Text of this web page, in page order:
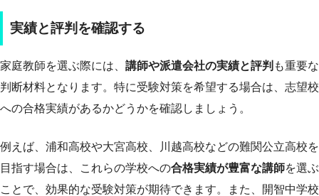
実績と評判を確認する
家庭教師を選ぶ際には、 講師や派遣会社の実績と評判 も重要な
判断材料となります。特に受験対策を希望する場合は、志望校
への合格実績があるかどうかを確認しましょう。
例えば、浦和高校や大宮高校、川越高校などの難関公立高校を
目指す場合は、これらの学校への合格実績が豊富な講師を選ぶ
ことで、効果的な受験対策が期待できます。また、開智中学校